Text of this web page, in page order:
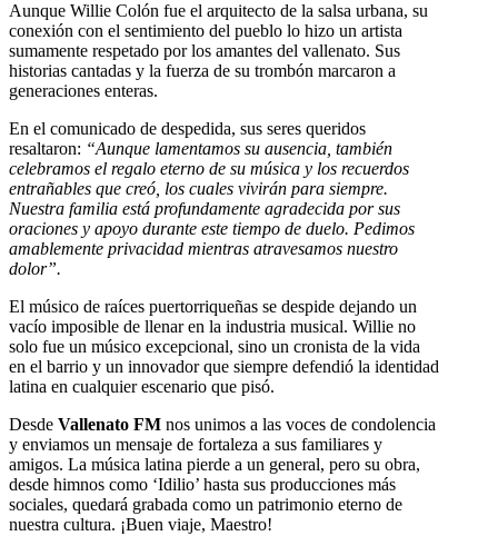
Aunque Willie Colón fue el arquitecto de la salsa urbana, su
conexión con el sentimiento del pueblo lo hizo un artista
sumamente respetado por los amantes del vallenato. Sus
historias cantadas y la fuerza de su trombón marcaron a
generaciones enteras.
En el comunicado de despedida, sus seres queridos
resaltaron: “Aunque lamentamos su ausencia, también
celebramos el regalo eterno de su música y los recuerdos
entrañables que creó, los cuales vivirán para siempre.
Nuestra familia está profundamente agradecida por sus
oraciones y apoyo durante este tiempo de duelo. Pedimos
amablemente privacidad mientras atravesamos nuestro
dolor”.
El músico de raíces puertorriqueñas se despide dejando un
vacío imposible de llenar en la industria musical. Willie no
solo fue un músico excepcional, sino un cronista de la vida
en el barrio y un innovador que siempre defendió la identidad
latina en cualquier escenario que pisó.
Desde Vallenato FM nos unimos a las voces de condolencia
y enviamos un mensaje de fortaleza a sus familiares y
amigos. La música latina pierde a un general, pero su obra,
desde himnos como ‘Idilio’ hasta sus producciones más
sociales, quedará grabada como un patrimonio eterno de
nuestra cultura. ¡Buen viaje, Maestro!